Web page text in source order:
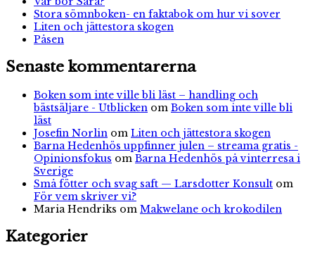
Stora sömnboken- en faktabok om hur vi sover
Liten och jättestora skogen
Påsen
Senaste kommentarerna
Boken som inte ville bli läst – handling och
bästsäljare - Utblicken om Boken som inte ville bli
läst
Josefin Norlin om Liten och jättestora skogen
Barna Hedenhös uppfinner julen – streama gratis -
Opinionsfokus om Barna Hedenhös på vinterresa i
Sverige
Små fötter och svag saft — Larsdotter Konsult om
För vem skriver vi?
Maria Hendriks om Makwelane och krokodilen
Kategorier